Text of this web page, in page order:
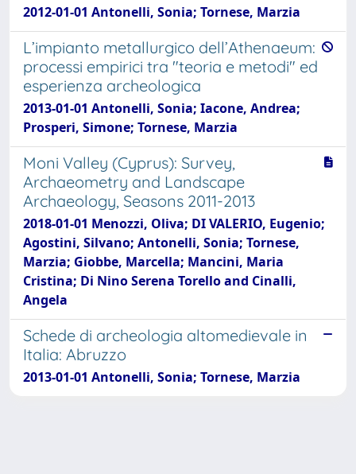
2012-01-01 Antonelli, Sonia; Tornese, Marzia
L’impianto metallurgico dell’Athenaeum:
processi empirici tra "teoria e metodi" ed
esperienza archeologica
2013-01-01 Antonelli, Sonia; Iacone, Andrea;
Prosperi, Simone; Tornese, Marzia
Moni Valley (Cyprus): Survey,
Archaeometry and Landscape
Archaeology, Seasons 2011-2013
2018-01-01 Menozzi, Oliva; DI VALERIO, Eugenio;
Agostini, Silvano; Antonelli, Sonia; Tornese,
Marzia; Giobbe, Marcella; Mancini, Maria
Cristina; Di Nino Serena Torello and Cinalli,
Angela
Schede di archeologia altomedievale in
Italia: Abruzzo
2013-01-01 Antonelli, Sonia; Tornese, Marzia